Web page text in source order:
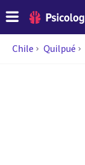
Chile Quilpué